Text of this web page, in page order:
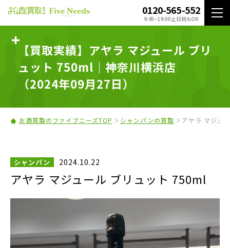
0120-565-552
9:45~19:00 土日祝もOK
【買取実績】アヤラ マジュール ブリ
ュット 750ml｜神奈川横浜店
（2024年09月27日）
お酒買取のファイブニーズTOP シャンパンの買取 アヤラ マジュ
シャンパン 2024.10.22
アヤラ マジュール ブリュット 750ml